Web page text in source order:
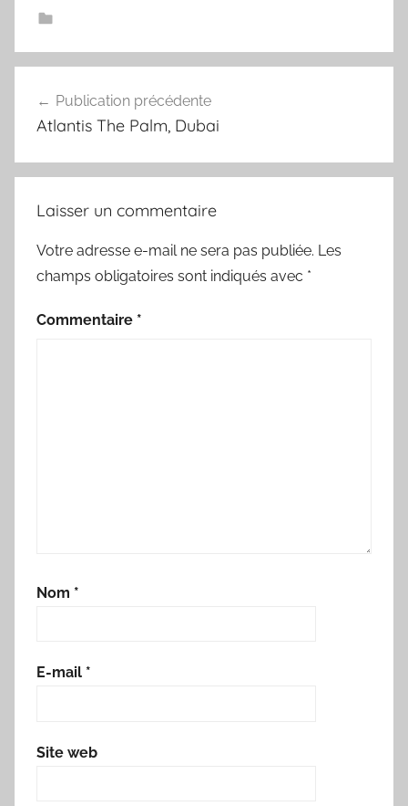
de
Publication précédente
Atlantis The Palm, Dubai
Laisser un commentaire
Votre adresse e-mail ne sera pas publiée. Les
champs obligatoires sont indiqués avec *
Commentaire *
Nom *
E-mail *
Site web